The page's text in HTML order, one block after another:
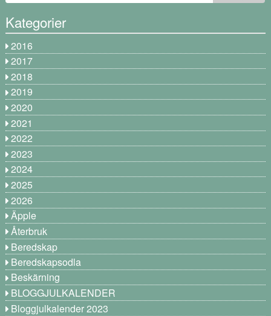
Kategorier
2016
2017
2018
2019
2020
2021
2022
2023
2024
2025
2026
Äpple
Återbruk
Beredskap
Beredskapsodla
Beskärning
BLOGGJULKALENDER
Bloggjulkalender 2023